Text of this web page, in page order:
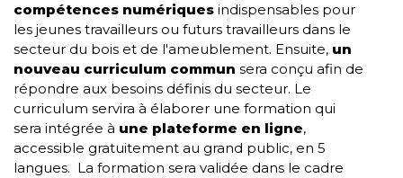
compétences numériques indispensables pour
les jeunes travailleurs ou futurs travailleurs dans le
secteur du bois et de l'ameublement. Ensuite, un
nouveau curriculum commun sera conçu afin de
répondre aux besoins définis du secteur. Le
curriculum servira à élaborer une formation qui
sera intégrée à une plateforme en ligne,
accessible gratuitement au grand public, en 5
langues. La formation sera validée dans le cadre